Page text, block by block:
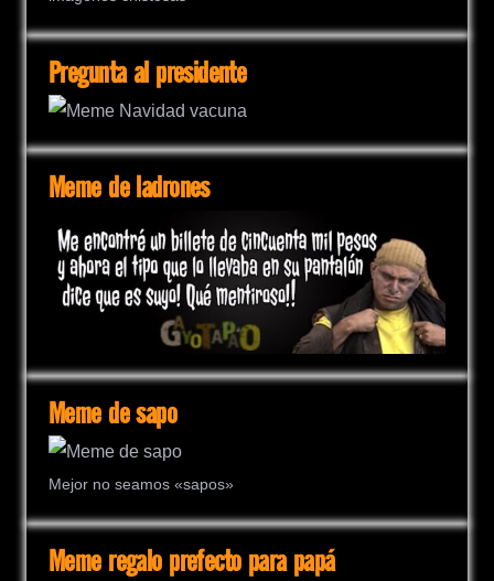
Pregunta al presidente
Meme de ladrones
Meme de sapo
Mejor no seamos «sapos»
Meme regalo prefecto para papá